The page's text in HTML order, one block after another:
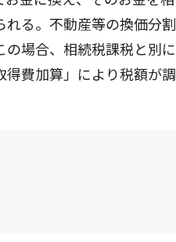
る。不動産等の換価分割
場合、相続税課税と別に
費加算」により税額が調